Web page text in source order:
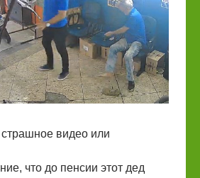
видео или
что до пенсии этот дед